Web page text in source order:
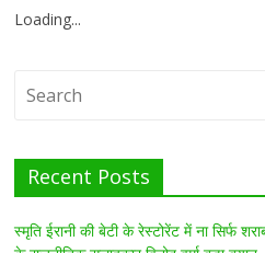
Loading...
Recent Posts
स्मृति ईरानी की बेटी के रेस्टोरेंट में ना सिर्फ